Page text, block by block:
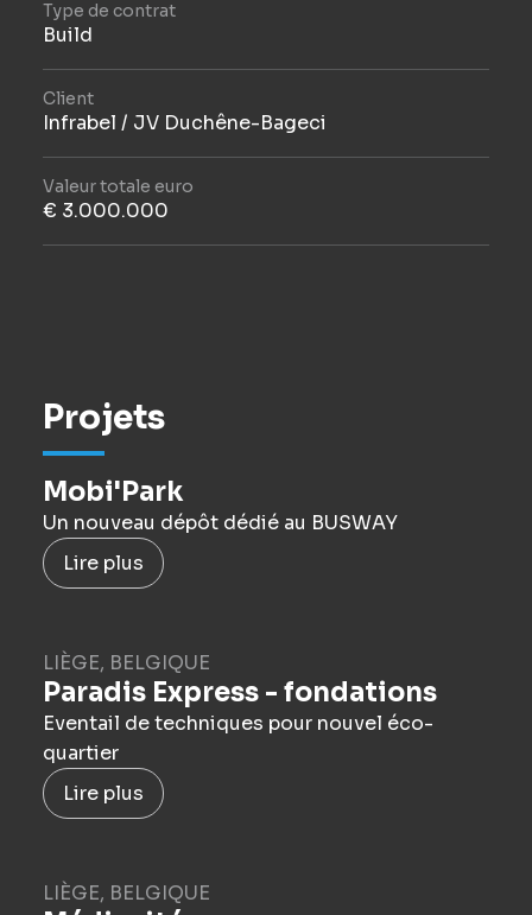
Type de contrat
Build
Client
Infrabel / JV Duchêne-Bageci
Valeur totale euro
€ 3.000.000
Projets
Mobi'Park
Un nouveau dépôt dédié au BUSWAY
Lire plus
LIÈGE, BELGIQUE
Paradis Express - fondations
Eventail de techniques pour nouvel éco-
quartier
Lire plus
LIÈGE, BELGIQUE